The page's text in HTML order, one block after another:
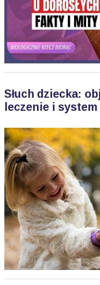
Słuch dziecka:
leczenie i